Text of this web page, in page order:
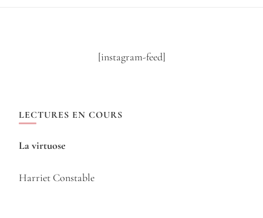
[instagram-feed]
LECTURES EN COURS
La virtuose
Harriet Constable